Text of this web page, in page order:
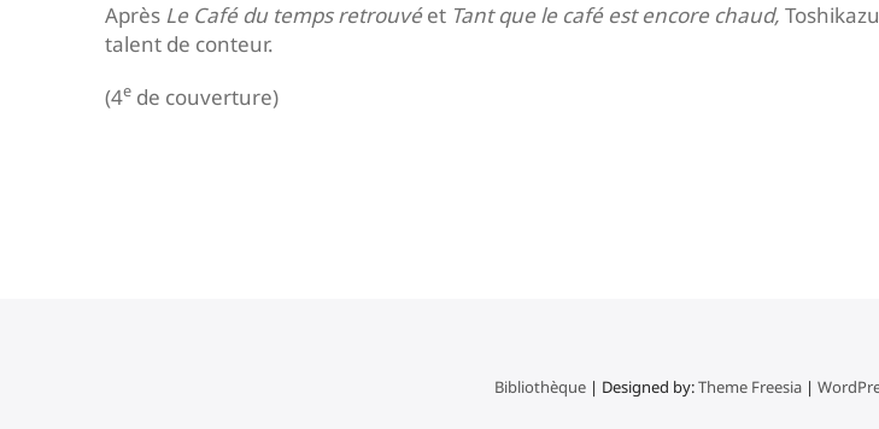
Après Le Café du temps retrouvéet Tant que le café est encore chaud,
talent de conteur.
(4e de couverture)
Bibliothèque | Designed by:Theme Freesia |